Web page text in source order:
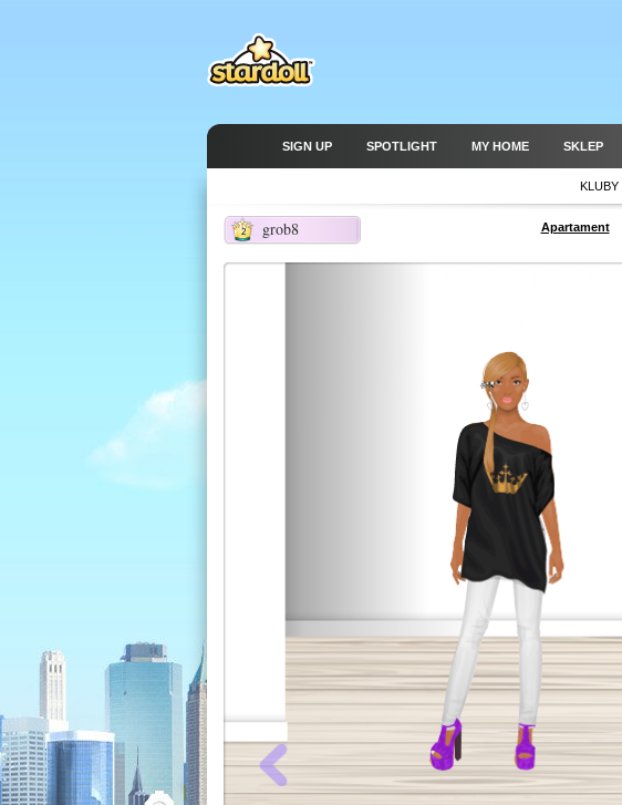
SIGN UP SPOTLIGHT MY HOME SKLEP
KLUBY
grob8
2 Apartament